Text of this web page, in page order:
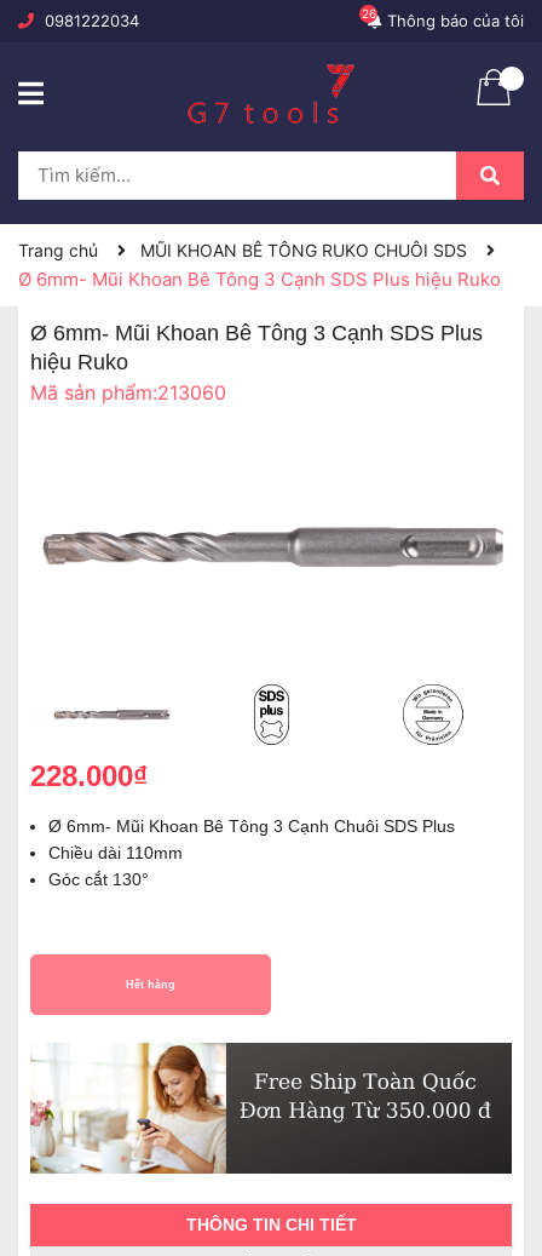
0981222034 Thông báo của tôi
26
Trang chủ MŨI KHOAN BÊ TÔNG RUKO CHUÔI SDS
Ø 6mm- Mũi Khoan Bê Tông 3 Cạnh SDS Plus hiệu Ruko
Ø 6mm- Mũi Khoan Bê Tông 3 Cạnh SDS Plus
hiệu Ruko
Mã sản phẩm:213060
228.000₫
Ø 6mm- Mũi Khoan Bê Tông 3 Cạnh Chuôi SDS Plus
Chiều dài 110mm
Góc cắt 130°
Hết hàng
THÔNG TIN CHI TIẾT